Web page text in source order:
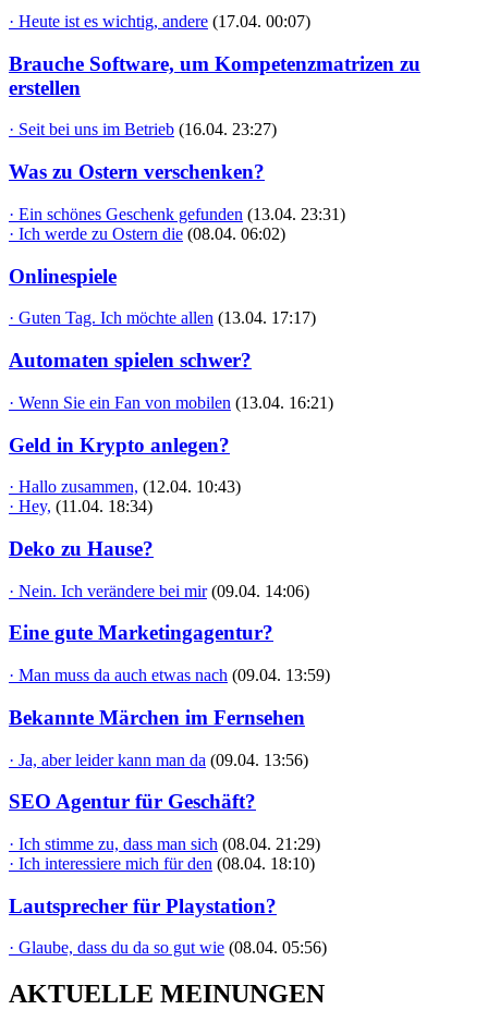
· Heute ist es wichtig, andere (17.04. 00:07)
Brauche Software, um Kompetenzmatrizen zu
erstellen
· Seit bei uns im Betrieb (16.04. 23:27)
Was zu Ostern verschenken?
· Ein schönes Geschenk gefunden (13.04. 23:31)
· Ich werde zu Ostern die (08.04. 06:02)
Onlinespiele
· Guten Tag. Ich möchte allen (13.04. 17:17)
Automaten spielen schwer?
· Wenn Sie ein Fan von mobilen (13.04. 16:21)
Geld in Krypto anlegen?
· Hallo zusammen, (12.04. 10:43)
· Hey, (11.04. 18:34)
Deko zu Hause?
· Nein. Ich verändere bei mir (09.04. 14:06)
Eine gute Marketingagentur?
· Man muss da auch etwas nach (09.04. 13:59)
Bekannte Märchen im Fernsehen
· Ja, aber leider kann man da (09.04. 13:56)
SEO Agentur für Geschäft?
· Ich stimme zu, dass man sich (08.04. 21:29)
· Ich interessiere mich für den (08.04. 18:10)
Lautsprecher für Playstation?
· Glaube, dass du da so gut wie (08.04. 05:56)
AKTUELLE MEINUNGEN